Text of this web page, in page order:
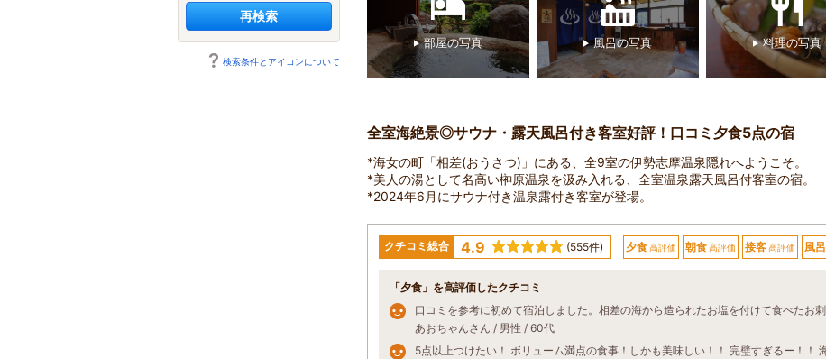
再検索
検索条件とアイコンについて
部屋の写真 風呂の写真 料理の写真
全室海絶景◎サウナ・露天風呂付き客室好評！口コミ夕食5点の宿
*海女の町「相差(おうさつ)」にある、全9室の伊勢志摩温泉隠れへようこそ。
*美人の湯として名高い榊原温泉を汲み入れる、全室温泉露天風呂付客室の宿。
*2024年6月にサウナ付き温泉露付き客室が登場。
クチコミ総合 4.9 (555件) 夕食高評価 朝食高評価 接客高評価 風呂
「夕食」を高評価したクチコミ
あおちゃんさん / 男性 / 60代